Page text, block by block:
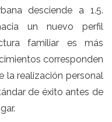
desciende a 1.5.
un nuevo perfil
familiar es más
corresponden
la realización personal
de éxito antes de